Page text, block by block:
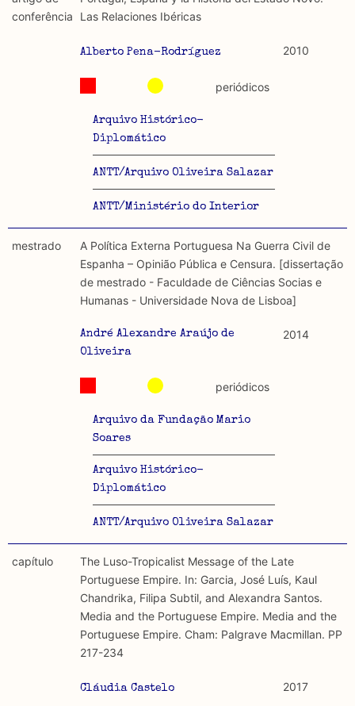
académicos.
Limitações
produzidos até 2022, contudo não foi possível ter acesso
discurso e uso da liberdade de expressão. Trata-se de
uma censura que é omnipresente, dado que é
Regulatória e Constitutiva : são combinadas ambas
abordagens.
Tipo investigação realizada
Empírica
Combinação teórico-empírica
Os resultados obtidos podem ser exportados em formato
conferência
Las Relaciones Ibéricas
Alberto Pena-Rodríguez 2010
Arquivo Histórico-
Diplomático
ANTT/Arquivo Oliveira Salazar
ANTT/Ministério do Interior
periódicos
mestrado
A Política Externa Portuguesa Na Guerra Civil de
Espanha – Opinião Pública e Censura. [dissertação
de mestrado - Faculdade de Ciências Socias e
Humanas - Universidade Nova de Lisboa]
André Alexandre Araújo de
Oliveira
2014
Arquivo da Fundação Mario
Soares
Arquivo Histórico-
Diplomático
ANTT/Arquivo Oliveira Salazar
periódicos
capítulo
The Luso-Tropicalist Message of the Late
Portuguese Empire. In: Garcia, José Luís, Kaul
Chandrika, Filipa Subtil, and Alexandra Santos.
Media and the Portuguese Empire. Media and the
Portuguese Empire. Cham: Palgrave Macmillan. PP
217-234
Cláudia Castelo 2017